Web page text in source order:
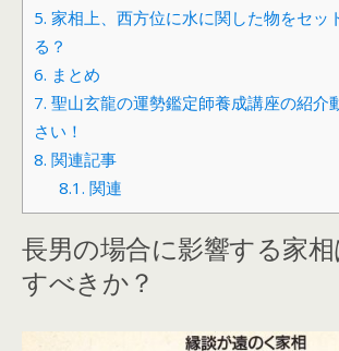
5. 家相上、西方位に水に関した物をセッ
る？
6. まとめ
7. 聖山玄龍の運勢鑑定師養成講座の紹介
さい！
8. 関連記事
8.1. 関連
長男の場合に影響する家
すべきか？